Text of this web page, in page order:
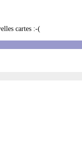
cartes :-(